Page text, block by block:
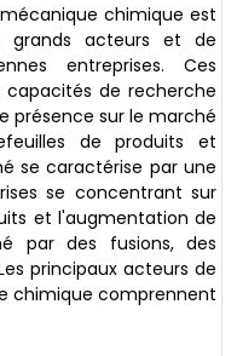
chimique est
grands acteurs et de
entreprises. Ces
capacités de recherche
présence sur le marché
de produits et
se caractérise par une
se concentrant sur
et l'augmentation de
par des fusions, des
principaux acteurs de
chimique comprennent